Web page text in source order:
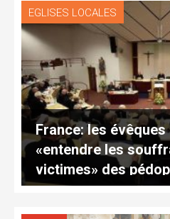
EGLISES LOCALES
France: les évêques
«entendre les
victimes» des